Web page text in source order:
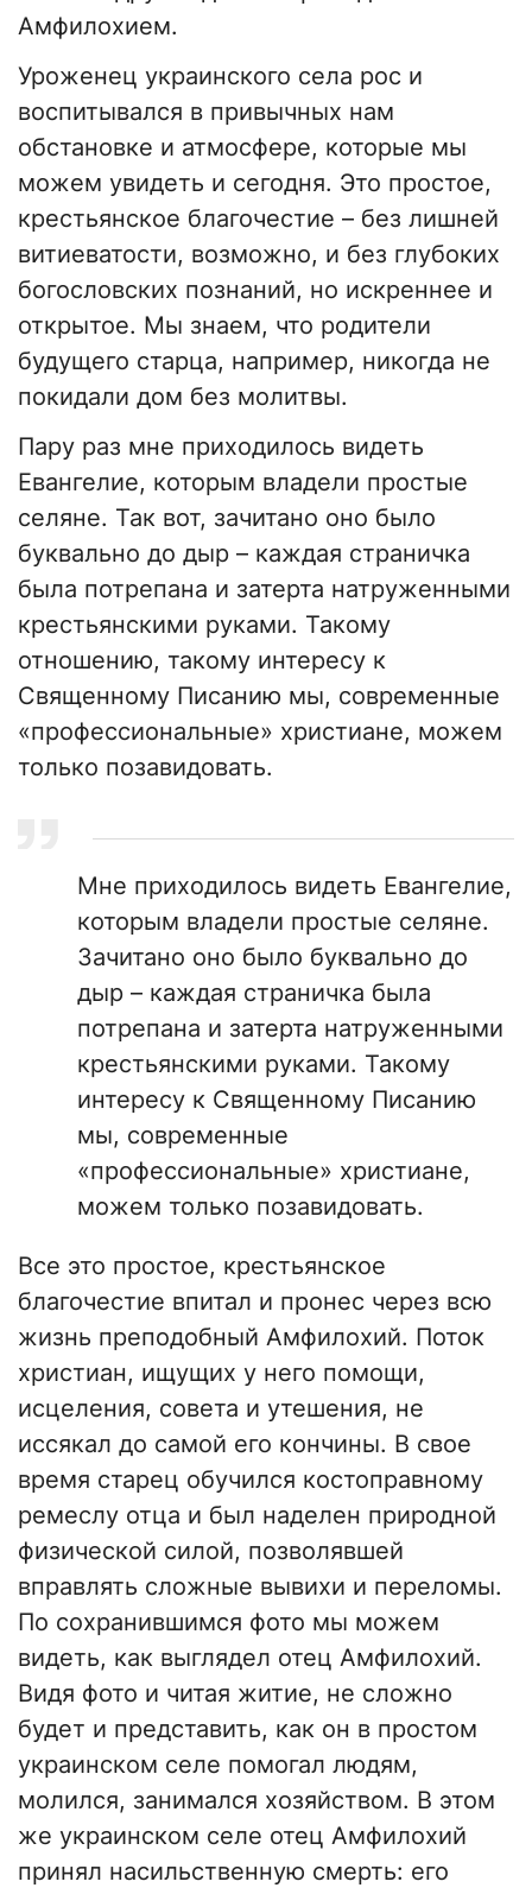
Амфилохием.
Уроженец украинского села рос и
воспитывался в привычных нам
обстановке и атмосфере, которые мы
можем увидеть и сегодня. Это простое,
крестьянское благочестие – без лишней
витиеватости, возможно, и без глубоких
богословских познаний, но искреннее и
открытое. Мы знаем, что родители
будущего старца, например, никогда не
покидали дом без молитвы.
Пару раз мне приходилось видеть
Евангелие, которым владели простые
селяне. Так вот, зачитано оно было
буквально до дыр – каждая страничка
была потрепана и затерта натруженными
крестьянскими руками. Такому
отношению, такому интересу к
Священному Писанию мы, современные
«профессиональные» христиане, можем
только позавидовать.
Мне приходилось видеть Евангелие,
которым владели простые селяне.
Зачитано оно было буквально до
дыр – каждая страничка была
потрепана и затерта натруженными
крестьянскими руками. Такому
интересу к Священному Писанию
мы, современные
«профессиональные» христиане,
можем только позавидовать.
Все это простое, крестьянское
благочестие впитал и пронес через всю
жизнь преподобный Амфилохий. Поток
христиан, ищущих у него помощи,
исцеления, совета и утешения, не
иссякал до самой его кончины. В свое
время старец обучился костоправному
ремеслу отца и был наделен природной
физической силой, позволявшей
вправлять сложные вывихи и переломы.
По сохранившимся фото мы можем
видеть, как выглядел отец Амфилохий.
Видя фото и читая житие, не сложно
будет и представить, как он в простом
украинском селе помогал людям,
молился, занимался хозяйством. В этом
же украинском селе отец Амфилохий
принял насильственную смерть: его